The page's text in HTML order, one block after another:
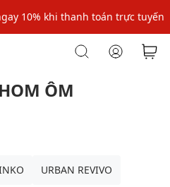
10% khi thanh toán trực tuyến
10% đơn đầu cho thành viên mới!
10% đơn đầu cho thành viên mới!
ÔM
URBAN REVIVO